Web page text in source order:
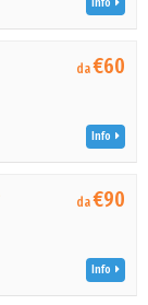
da€60
Info
da€90
Info